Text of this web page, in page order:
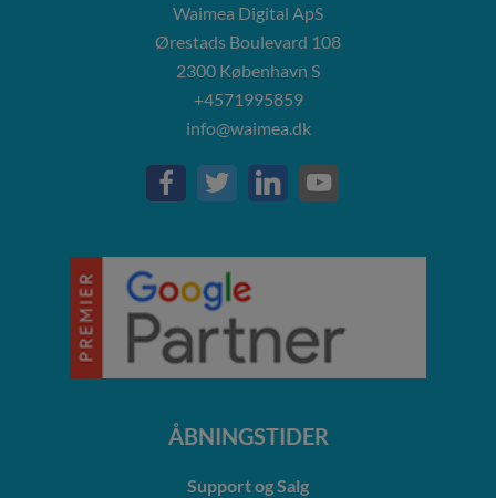
Waimea Digital ApS
Ørestads Boulevard 108
2300 København S
+4571995859
info@waimea.dk
ÅBNINGSTIDER
Support og Salg